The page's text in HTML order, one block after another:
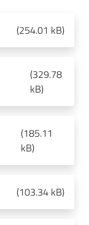
(254.01 kB)
(329.78
kB)
(185.11
kB)
(103.34 kB)